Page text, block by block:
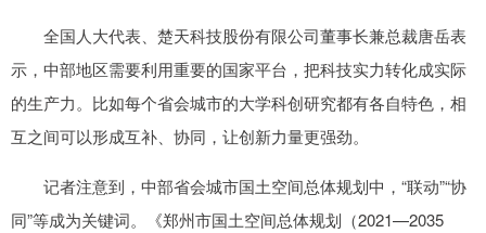
全国人大代表、楚天科技股份有限公司董事长兼总裁唐岳表
示，中部地区需要利用重要的国家平台，把科技实力转化成实际
的生产力。比如每个省会城市的大学科创研究都有各自特色，相
互之间可以形成互补、协同，让创新力量更强劲。
记者注意到，中部省会城市国土空间总体规划中，“联动”“协
同”等成为关键词。《郑州市国土空间总体规划（2021—2035